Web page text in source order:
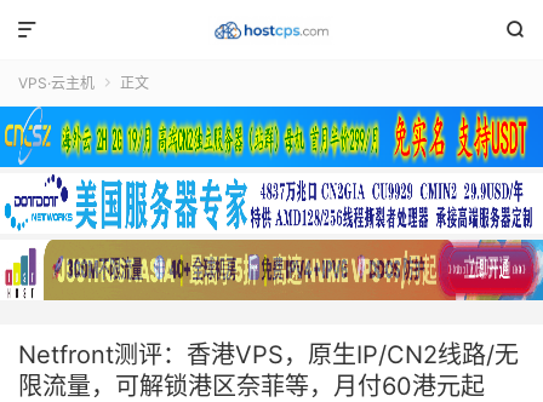


VPS·云主机  正文
Netfront测评：香港VPS，原生IP/CN2线路/无
限流量，可解锁港区奈菲等，月付60港元起